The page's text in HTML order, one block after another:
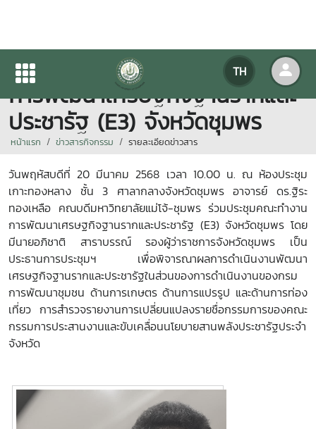
TH
คณบดี ร่วมประชุมคณะทำงาน
การพัฒนาเศรษฐกิจฐานรากและ
ประชารัฐ (E3) จังหวัดชุมพร
หน้าแรก ข่าวสารกิจกรรม รายละเอียดข่าวสาร
วันพฤหัสบดีที่ 20 มีนาคม 2568 เวลา 10.00 น. ณ ห้องประชุม
เกาะทองหลาง ชั้น 3 ศาลากลางจังหวัดชุมพร อาจารย์ ดร.ฐิระ
ทองเหลือ คณบดีมหาวิทยาลัยแม่โจ้-ชุมพร ร่วมประชุมคณะทำงาน
การพัฒนาเศรษฐกิจฐานรากและประชารัฐ (E3) จังหวัดชุมพร โดย
มีนายอภิชาติ สาราบรรณ์ รองผู้ว่าราชการจังหวัดชุมพร เป็น
ประธานการประชุมฯ เพื่อพิจารณาผลการดำเนินงานพัฒนา
เศรษฐกิจฐานรากและประชารัฐในส่วนของการดำเนินงานของกรม
การพัฒนาชุมชน ด้านการเกษตร ด้านการแปรรูป และด้านการท่อง
เที่ยว การสำรวจรายงานการเปลี่ยนแปลงรายชื่อกรรมการของคณะ
กรรมการประสานงานและขับเคลื่อนนโยบายสานพลังประชารัฐประจำ
จังหวัด